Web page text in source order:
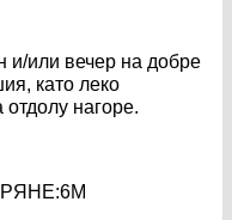
и/или вечер на добре
като леко
нагоре.
6М